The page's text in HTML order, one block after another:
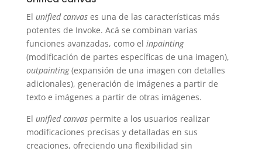
El unified canvases una de las características más
potentes de Invoke. Acá se combinan varias
funciones avanzadas, como el inpainting
(modificación de partes específicas de una imagen),
outpainting(expansión de una imagen con detalles
adicionales), generación de imágenes a partir de
texto e imágenes a partir de otras imágenes.
El unified canvaspermite a los usuarios realizar
modificaciones precisas y detalladas en sus
creaciones, ofreciendo una flexibilidad sin